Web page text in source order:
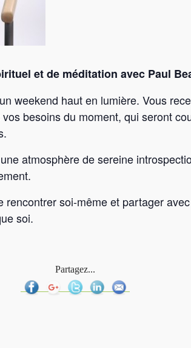
et de méditation avec Paul
weekend haut en lumière. Vous
besoins du moment, qui seront
atmosphère de sereine
rencontrer soi-même et partager
soi.
Partagez...